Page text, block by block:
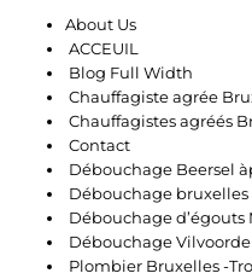
About Us
ACCEUIL
Blog Full Width
Chauffagiste agrée
Chauffagistes agréés
Contact
Débouchage Beersel
Débouchage bruxelles
Débouchage
Débouchage Vilvoorde
Plombier Bruxelles -